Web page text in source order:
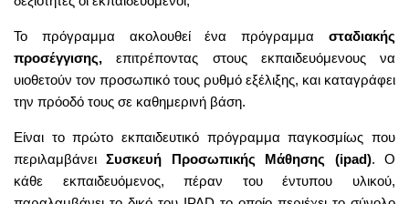
Το πρόγραμμα ακολουθεί ένα πρόγραμμα σταδιακής
προσέγγισης, επιτρέποντας στους εκπαιδευόμενους να
υιοθετούν τον προσωπικό τους ρυθμό εξέλιξης, και καταγράφει
την πρόοδό τους σε καθημερινή βάση.
Είναι το πρώτο εκπαιδευτικό πρόγραμμα παγκοσμίως που
περιλαμβάνειΣυσκευή Προσωπικής Μάθησης (ipad). Ο
κάθε εκπαιδευόμενος, πέραν του έντυπου υλικού,